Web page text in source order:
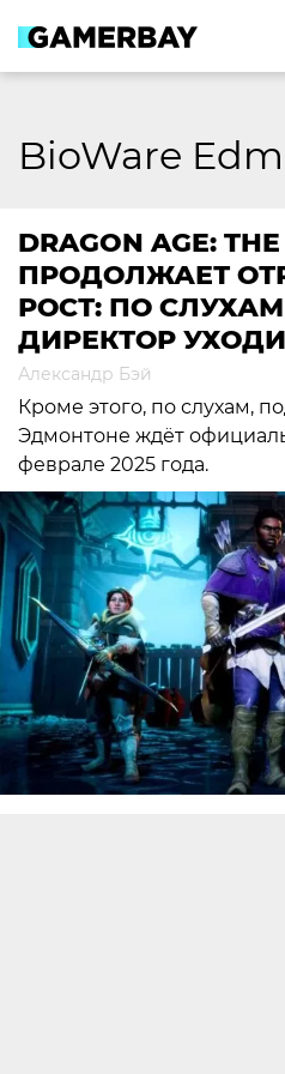
content
BioWare
DRAGON AGE:
ПРОДОЛЖАЕТ
РОСТ: ПО
ДИРЕКТОР
Александр Бэй
Кроме этого, по слухам,
Эдмонтоне ждёт
феврале 2025 года.